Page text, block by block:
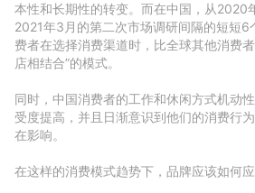
面对面聊增长
有赞春季发布会 实干家直
新零售大会 新零售茶
新零售私享会
AllValue 战略合作
本性和长期性的转变。而在中国，从2020
2021年3月的第二次市场调研间隔的短短6
费者在选择消费渠道时，比全球其他消费
店相结合”的模式。
同时，中国消费者的工作和休闲方式机动
受度提高，并且日渐意识到他们的消费行
在影响。
在这样的消费模式趋势下，品牌应该如何应